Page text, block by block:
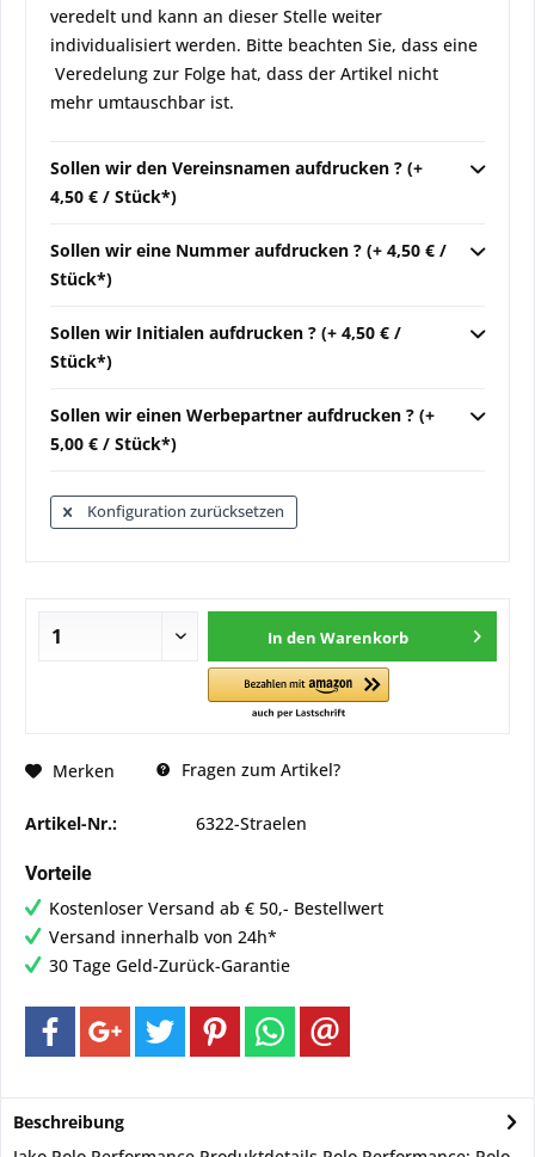
veredelt und kann an dieser Stelle weiter
individualisiert werden. Bitte beachten Sie, dass eine
Veredelung zur Folge hat, dass der Artikel nicht
mehr umtauschbar ist.
Sollen wir den Vereinsnamen aufdrucken ? (+
4,50 € / Stück*)
Sollen wir eine Nummer aufdrucken ? (+ 4,50 € /
Stück*)
Sollen wir Initialen aufdrucken ? (+ 4,50 € /
Stück*)
Sollen wir einen Werbepartner aufdrucken ? (+
5,00 € / Stück*)
Konfiguration zurücksetzen
In den Warenkorb
Merken Fragen zum Artikel?
Artikel-Nr.: 6322-Straelen
Vorteile
Kostenloser Versand ab € 50,- Bestellwert
Versand innerhalb von 24h*
30 Tage Geld-Zurück-Garantie
Beschreibung